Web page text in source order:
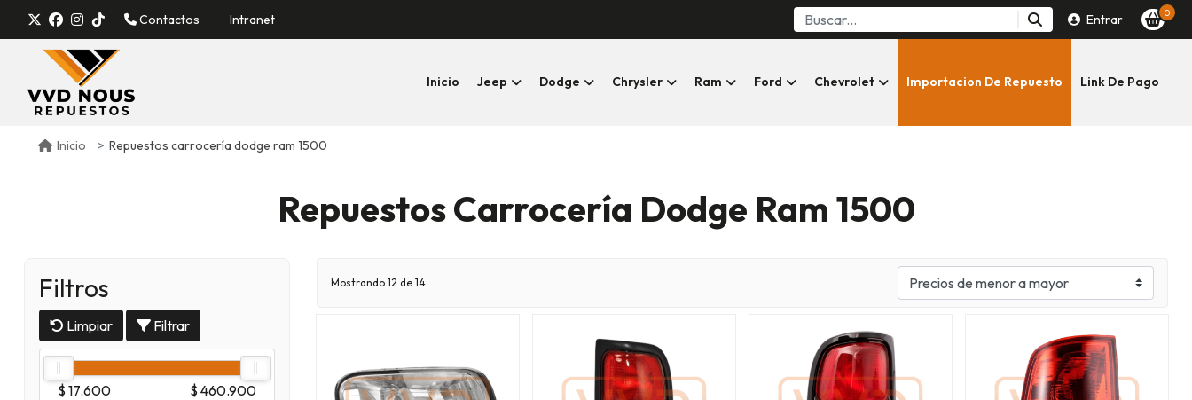
Contactos Intranet Entrar 0
Inicio Jeep Dodge Chrysler Ram Ford Chevrolet Importacion De Repuesto Link De Pago
Inicio Repuestos carrocería dodge ram 1500
Repuestos Carrocería Dodge Ram 1500
Filtros
Limpiar Filtrar
$ 17.600 $ 460.900
Mostrando 12 de 14